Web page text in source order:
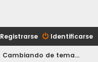
Identificarse
Registrarse
Cambiando de tema...